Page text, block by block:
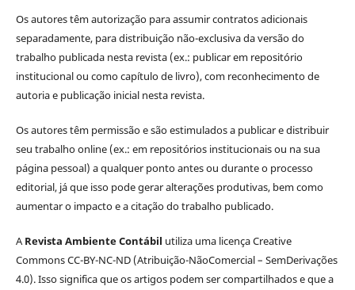
Os autores têm autorização para assumir contratos adicionais
separadamente, para distribuição não-exclusiva da versão do
trabalho publicada nesta revista (ex.: publicar em repositório
institucional ou como capítulo de livro), com reconhecimento de
autoria e publicação inicial nesta revista.
Os autores têm permissão e são estimulados a publicar e distribuir
seu trabalho online (ex.: em repositórios institucionais ou na sua
página pessoal) a qualquer ponto antes ou durante o processo
editorial, já que isso pode gerar alterações produtivas, bem como
aumentar o impacto e a citação do trabalho publicado.
ARevista Ambiente Contábil utiliza uma licença Creative
Commons CC-BY-NC-ND (Atribuição-NãoComercial – SemDerivações
4.0). Isso significa que os artigos podem ser compartilhados e que a